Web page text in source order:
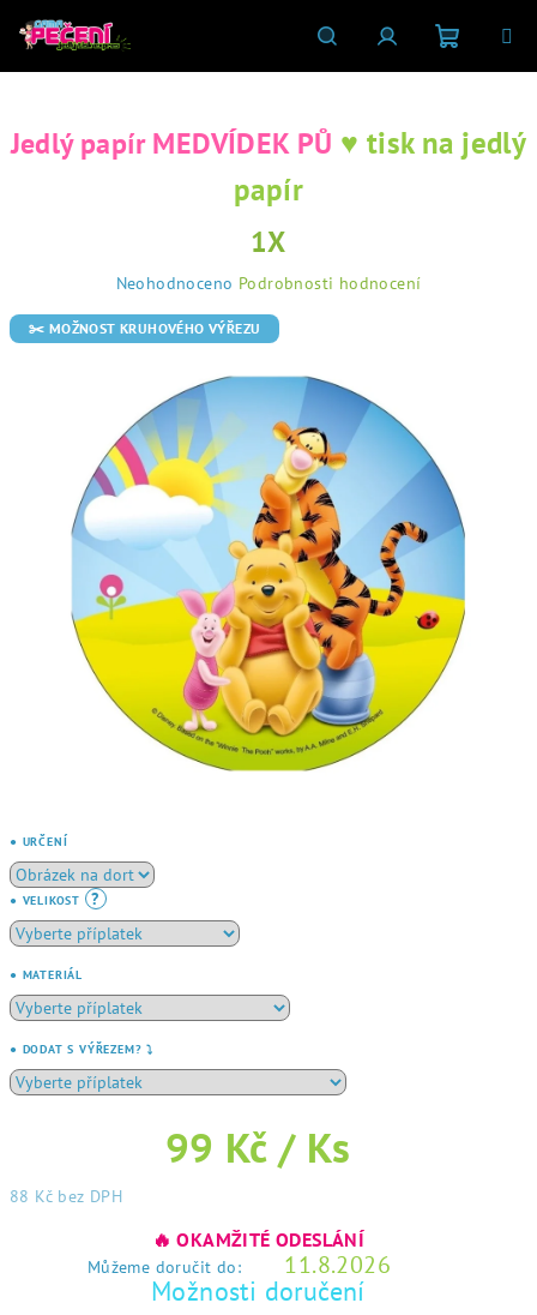
HledatPřihlášeníNákupní
košík
● URČENÍ
● VELIKOST ?
● MATERIÁL
● DODAT S VÝŘEZEM? ⤵️
99 Kč / Ks
88 Kč bez DPH
🔥 OKAMŽITÉ ODESLÁNÍ
Můžeme doručit do: 11.8.2026
Možnosti doručení
Jedlý papír MEDVÍDEK PŮ ♥ tisk na jedlý
papír
1X
produktu
Neohodnoceno Podrobnosti hodnocení
✂️ MOŽNOST KRUHOVÉHO VÝŘEZU